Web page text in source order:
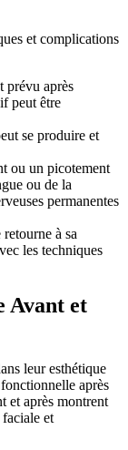
et complications
prévu après
peut être
se produire et
ou un picotement
ou de la
permanentes
à sa
les techniques
Avant et
leur esthétique
après
et après montrent
et